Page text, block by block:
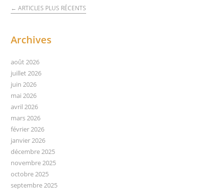
De
Savon:
← ARTICLES PLUS RÉCENTS
Archives
août 2026
juillet 2026
juin 2026
mai 2026
avril 2026
mars 2026
février 2026
janvier 2026
décembre 2025
novembre 2025
octobre 2025
septembre 2025